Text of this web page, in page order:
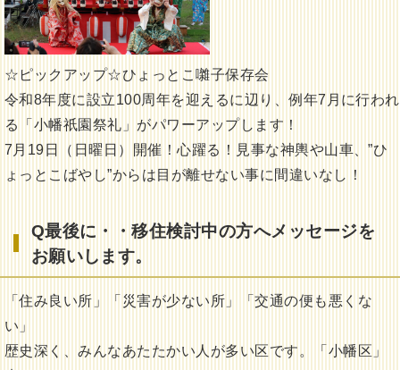
☆ピックアップ☆ひょっとこ囃子保存会
令和8年度に設立100周年を迎えるに辺り、例年7月に行われ
る「小幡祇園祭礼」がパワーアップします！
7月19日（日曜日）開催！心躍る！見事な神輿や山車、”ひ
ょっとこばやし”からは目が離せない事に間違いなし！
Q最後に・・移住検討中の方へメッセージを
お願いします。
「住み良い所」「災害が少ない所」「交通の便も悪くな
い」
歴史深く、みんなあたたかい人が多い区です。「小幡区」